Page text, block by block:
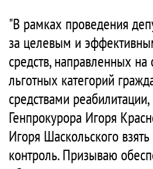
"В рамках проведения
за целевым и
средств, направленных
льготных категорий
средствами
Генпрокурора Игоря
Игоря Шаскольского
контроль. Призываю